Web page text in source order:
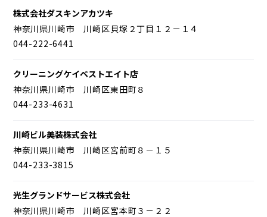
株式会社ダスキンアカツキ
神奈川県川崎市 川崎区貝塚２丁目１２－１４
044-222-6441
クリーニングケイベストエイト店
神奈川県川崎市 川崎区東田町８
044-233-4631
川崎ビル美装株式会社
神奈川県川崎市 川崎区宮前町８－１５
044-233-3815
光生グランドサービス株式会社
神奈川県川崎市 川崎区宮本町３－２２